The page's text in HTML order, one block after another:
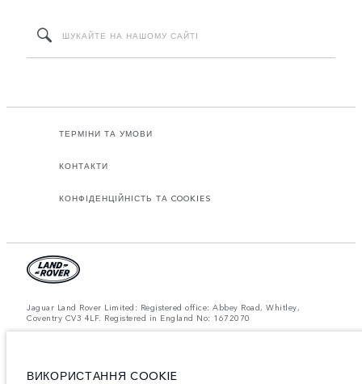
ТЕРМІНИ ТА УМОВИ
КОНТАКТИ
КОНФІДЕНЦІЙНІСТЬ ТА COOKIES
Jaguar Land Rover Limited: Registered office: Abbey Road, Whitley,
Coventry CV3 4LF. Registered in England No: 1672070
отримання актуальної інформації зверніться до офіційного дилера
Jaguar Land Rover в Україні.
ВИКОРИСТАННЯ COOKIE